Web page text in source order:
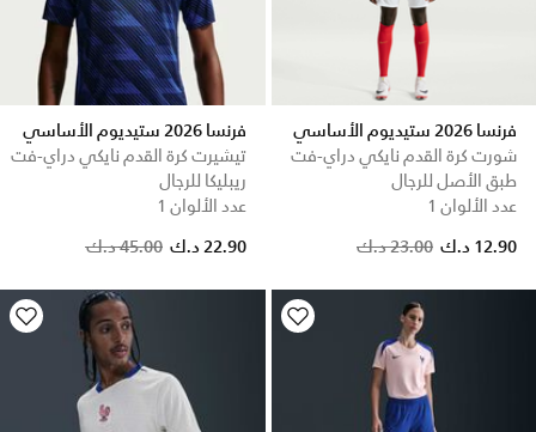
فرنسا 2026 ستيديوم الأساسي
شورت كرة القدم نايكي دراي-فت
طبق الأصل للرجال
عدد الألوان 1
Price reduced from
23.00 د.ك to 12.90 د.ك
فرنسا 2026 ستيديوم الأساسي
تيشيرت كرة القدم نايكي دراي-فت
ريبليكا للرجال
عدد الألوان 1
Price reduced from
45.00 د.ك to 22.90 د.ك